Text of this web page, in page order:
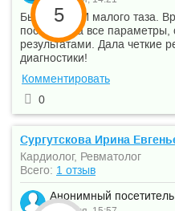
5
Была на УЗИ малого таза.
посмотрела все
результатами. Дала четкие
диагностики!
Комментировать
0
Сургутскова Ирина
Кардиолог, Ревматолог
Всего: 1 отзыв
Анонимный посетитель